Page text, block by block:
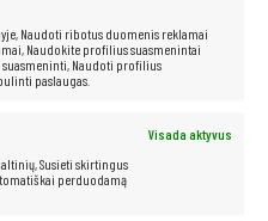
Naudoti ribotus duomenis reklamai
Naudokite profilius suasmenintai
Naudoti profilius
paslaugas.
Visada aktyvus
Susieti skirtingus
perduodamą